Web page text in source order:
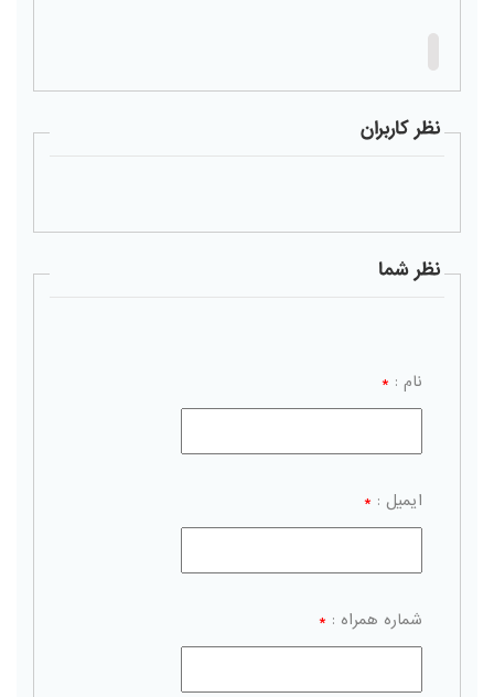
نظر کاربران
نظر شما
نام : *
ایمیل : *
شماره همراه : *